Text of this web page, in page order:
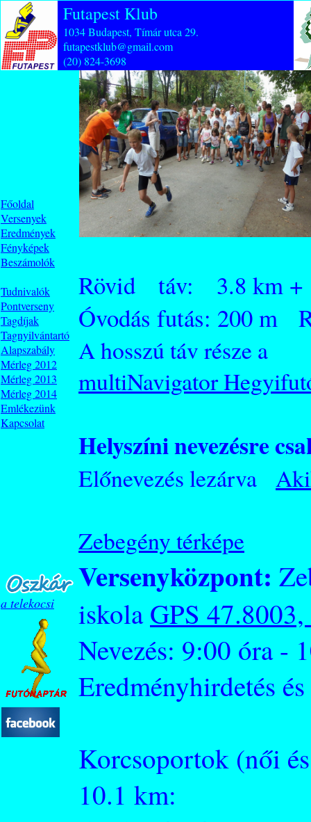
Futapest Klub
1034 Budapest, Tímár utca 29.
futapestklub@gmail.com
(20) 824-3698
Főoldal
Versenyek
Eredmények
Fényképek
Beszámolók
Tudnivalók
Pontverseny
Tagdíjak
Tagnyilvántartó
Alapszabály
Mérleg 2012
Mérleg 2013
Mérleg 2014
Emlékezünk
Kapcsolat
Rövid táv: 3.8 km
Óvodás futás: 200 m
A hosszú táv része a
multiNavigator
Helyszíni nevezésre
Előnevezés lezárva
Zebegény térképe
a telekocsi
Versenyközpont:
iskolaGPS
Nevezés: 9:00 óra -
Eredményhirdetés
Korcsoportok (női
10.1 km: -